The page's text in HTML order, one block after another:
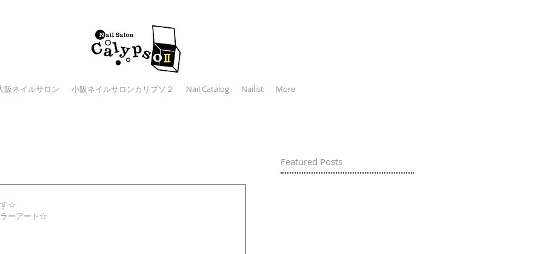
阪ネイルサロン 小阪ネイルサロンカリプソ２ Nail Catalog Nailist More
Featured Posts
す☆
ーアート☆